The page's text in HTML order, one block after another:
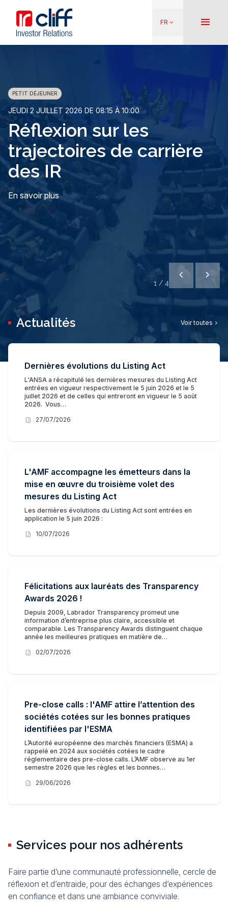
contenu
principal
Aller directement au contenu
FR keyboard_arrow_down menu
PETIT DÉJEUNER
JEUDI 2 JUILLET 2026 DE 08:15 À 10:00
Réflexion sur les
trajectoires de carrière
des IR
En savoir plus
1 / 4
chevron_left chevron_right
Actualités Voir toutes chevron_right
Dernières évolutions du Listing Act
L'ANSA a récapitulé les dernières mesures du Listing Act
entrées en vigueur respectivement le 5 juin 2026 et le 5
juillet 2026 et de celles qui entreront en vigueur le 5 août
2026. Vous…
description 27/07/2026
L'AMF accompagne les émetteurs dans la
mise en œuvre du troisième volet des
mesures du Listing Act
Les dernières évolutions du Listing Act sont entrées en
application le 5 juin 2026 :
description 10/07/2026
Félicitations aux lauréats des Transparency
Awards 2026 !
Depuis 2009, Labrador Transparency promeut une
information d’entreprise plus claire, accessible et
comparable. Les Transparency Awards distinguent chaque
année les meilleures pratiques en matière de…
description 02/07/2026
Pre-close calls : l'AMF attire l’attention des
sociétés cotées sur les bonnes pratiques
identifiées par l'ESMA
L’Autorité européenne des marchés financiers (ESMA) a
rappelé en 2024 aux sociétés cotées le cadre
réglementaire des pre-close calls. L’AMF observe au 1er
semestre 2026 que les règles et les bonnes…
description 29/06/2026
Services pour nos adhérents
Faire partie d’une communauté professionnelle, cercle de
réflexion et d’entraide, pour des échanges d’expériences
en confiance et dans une ambiance conviviale.